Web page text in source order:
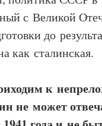
с Великой
до
как сталинская.
к
не может